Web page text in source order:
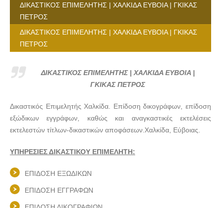
ΔΙΚΑΣΤΙΚΟΣ ΕΠΙΜΕΛΗΤΗΣ | ΧΑΛΚΙΔΑ ΕΥΒΟΙΑ | ΓΚΙΚΑΣ
ΠΕΤΡΟΣ
ΔΙΚΑΣΤΙΚΟΣ ΕΠΙΜΕΛΗΤΗΣ | ΧΑΛΚΙΔΑ ΕΥΒΟΙΑ | ΓΚΙΚΑΣ
ΠΕΤΡΟΣ
ΔΙΚΑΣΤΙΚΟΣ ΕΠΙΜΕΛΗΤΗΣ | ΧΑΛΚΙΔΑ ΕΥΒΟΙΑ |
ΓΚΙΚΑΣ ΠΕΤΡΟΣ
Δικαστικός Επιμελητής Χαλκίδα. Επίδοση δικογράφων, επίδοση
εξώδικων εγγράφων, καθώς και αναγκαστικές εκτελέσεις
εκτελεστών τίτλων-δικαστικών αποφάσεων.Χαλκίδα, Εύβοιας.
ΥΠΗΡΕΣΙΕΣ ΔΙΚΑΣΤΙΚΟΥ ΕΠΙΜΕΛΗΤΗ:
ΕΠΙΔΟΣΗ ΕΞΩΔΙΚΩΝ
ΕΠΙΔΟΣΗ ΕΓΓΡΑΦΩΝ